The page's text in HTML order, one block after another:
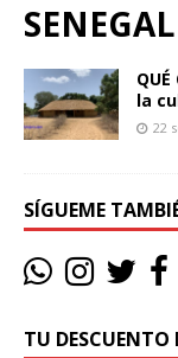
SENEGAL
la
22
SÍGUEME
TU